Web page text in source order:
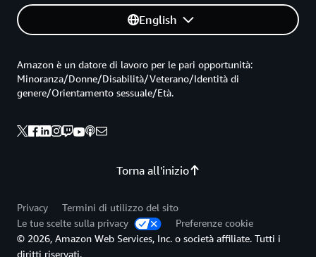
English
Torna all'inizio
Amazon è un datore di lavoro per le pari opportunità:
Minoranza/Donne/Disabilità/Veterano/Identità di
genere/Orientamento sessuale/Età.
Privacy
Termini di utilizzo del sito
Le tue scelte sulla privacy
Preferenze cookie
© 2026, Amazon Web Services, Inc. o società affiliate. Tutti i
diritti riservati.